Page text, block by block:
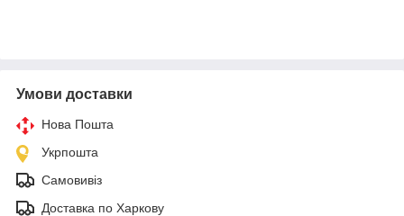
Умови доставки
Нова Пошта
Укрпошта
Самовивіз
Доставка по Харкову